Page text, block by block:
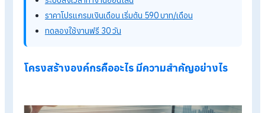
3 อย่างนี้มักจะมี โครงสร้างองค์กร เพื่อให้รู้ว่าแต่ละองค์กรนั้นมี
ตำแหน่งไหนบ้าง สามารถแยกปลีกย่อยในแต่ละสายงานได้อย่างไร
บทความของทาง HumanSoft จะมาอธิบายเกี่ยวกับโครงสร้าง
องค์กรว่าคืออะไร และมีความสำคัญแค่ไหน และสามารถแบ่งได้กี่แ
ตามไปหาคำตอบพร้อมๆ กันได้เลย